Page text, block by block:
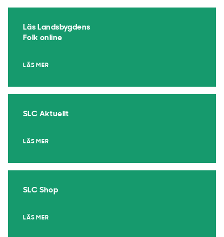
Läs Landsbygdens
Folk online
LÄS MER
SLC Aktuellt
LÄS MER
SLC Shop
LÄS MER